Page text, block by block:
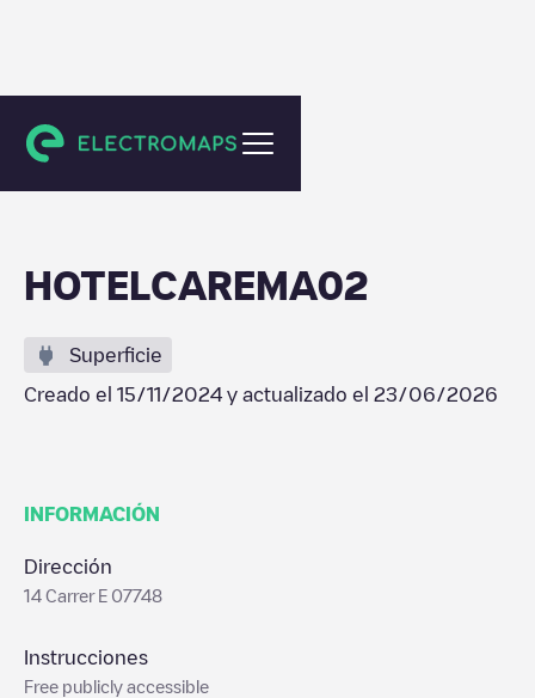
Platges de Fornells
HOTELCAREMA02
Superficie
Creado el 15/11/2024 y actualizado el 23/06/2026
INFORMACIÓN
Dirección
14 Carrer E 07748
Instrucciones
Free publicly accessible